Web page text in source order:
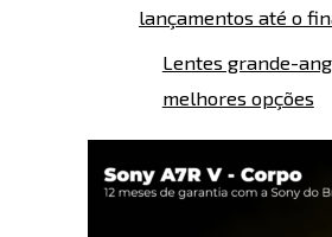
lançamentos até o
Lentes grande-
melhores opções